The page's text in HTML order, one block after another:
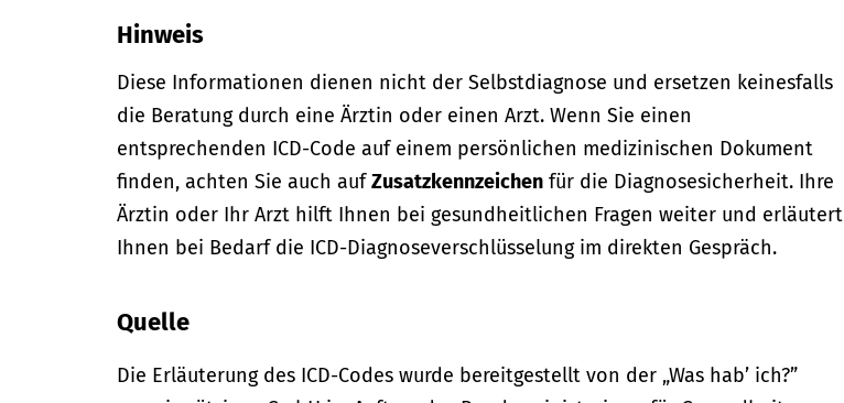
Hinweis
Diese Informationen dienen nicht der Selbstdiagnose und ersetzen keinesfalls
die Beratung durch eine Ärztin oder einen Arzt. Wenn Sie einen
entsprechenden ICD-Code auf einem persönlichen medizinischen Dokument
finden, achten Sie auch aufZusatzkennzeichen für die Diagnosesicherheit. Ihre
Ärztin oder Ihr Arzt hilft Ihnen bei gesundheitlichen Fragen weiter und erläutert
Ihnen bei Bedarf die ICD-Diagnoseverschlüsselung im direkten Gespräch.
Quelle
Die Erläuterung des ICD-Codes wurde bereitgestellt von der „Was hab’ ich?”